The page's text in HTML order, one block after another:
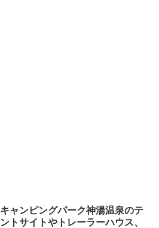
キャンピングパーク神湯温泉のテ
ントサイトやトレーラーハウス、